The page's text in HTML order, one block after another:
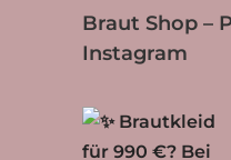
Braut Shop –
Instagram